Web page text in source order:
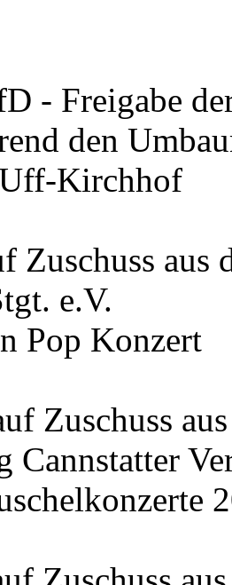
- Freigabe
den
Kirchhof
Zuschuss
e.V.
Pop Konzert
Zuschuss
Cannstatter